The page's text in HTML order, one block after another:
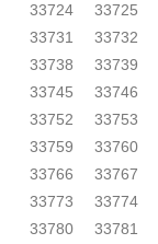
33724
33725
33731
33732
33738
33739
33745
33746
33752
33753
33759
33760
33766
33767
33773
33774
33780
33781